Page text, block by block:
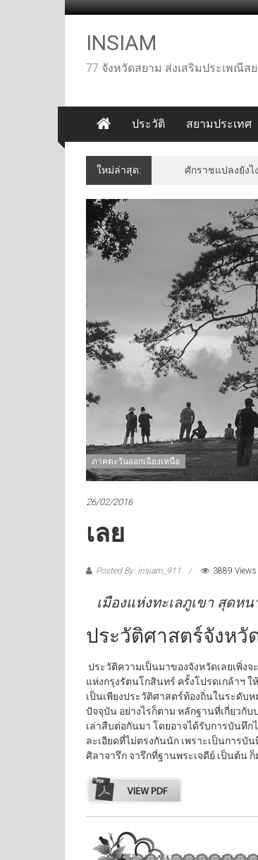
Skip
contentINSIAM
77 จังหวัดสยาม ส่งเสริมประเพณีส
ประวัติ สยามประเทศ
ใหม่ล่าสุด: เที่ยวปากช่อง เข
ภาคตะวันออกเฉียงเหนือ
26/02/2016
เลย
Posted By: insiam_911 3889 Views
เมืองแห่งทะเลภูเขา สุดห
ประวัติศาสตร์จังหวั
ประวัติความเป็นมาของจังหวัดเลยเพิ่ง
แห่งกรุงรัตนโกสินทร์ ครั้งโปรดเกล้าฯ
เป็นเพียงประวัติศาสตร์ท้องถิ่นในระดับ
ปัจจุบัน อย่างไรก็ตาม หลักฐานที่เกี่ยวกั
เล่าสืบต่อกันมา โดยอาจได้รับการบันทึ
ละเอียดที่ไม่ตรงกันนัก เพราะเป็นการ
ศิลาจารึก จารึกที่ฐานพระเจดีย์ เป็นต้น